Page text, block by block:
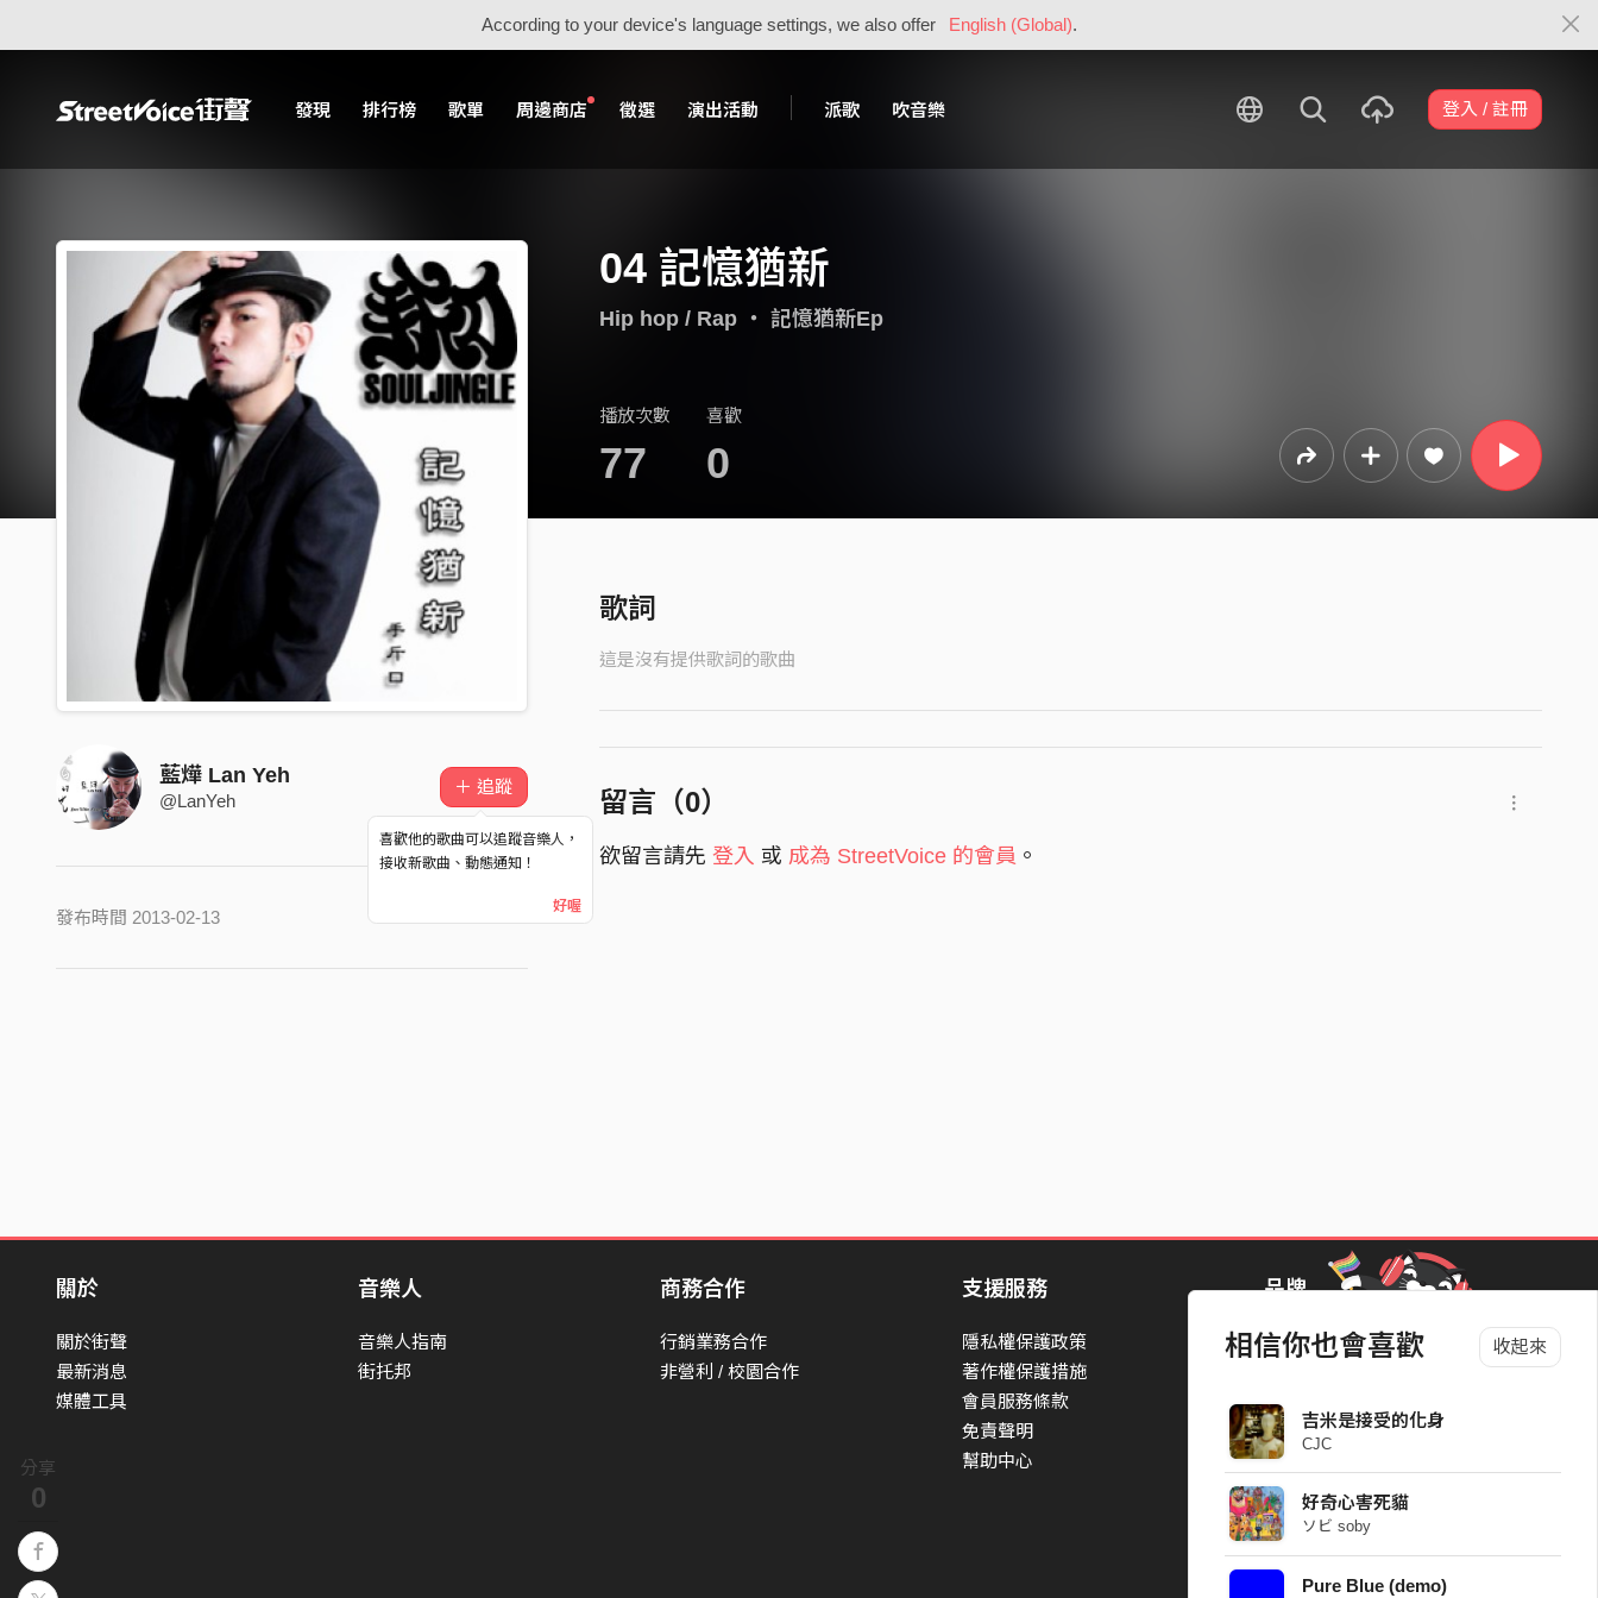
According to your device's language settings, we also offer English (Global).
發現 排行榜 歌單 周邊商店 徵選 演出活動 派歌 吹音樂 登入 / 註冊
分享
0
相信你也會喜歡 收起來
吉米是接受的化身
CJC
好奇心害死貓
ソビ soby
Pure Blue (demo)
04 記憶猶新
Hip hop / Rap・ 記憶猶新Ep
播放次數
77
喜歡
0
藍燁 Lan Yeh
@LanYeh
＋ 追蹤
喜歡他的歌曲可以追蹤音樂人，
接收新歌曲、動態通知！
好喔
發布時間 2013-02-13
歌詞
這是沒有提供歌詞的歌曲
留言（0）
欲留言請先 登入 或 成為 StreetVoice 的會員 。
關於
關於街聲
最新消息
媒體工具
音樂人
音樂人指南
街托邦
商務合作
行銷業務合作
非營利 / 校園合作
支援服務
隱私權保護政策
著作權保護措施
會員服務條款
免責聲明
幫助中心
品牌
StreetVoice Awards 街聲音樂獎
Blow 吹音樂
Packer 派歌
SimpleLife 簡單生活節
ParkPark Carnival
一起比 YEAH 吧